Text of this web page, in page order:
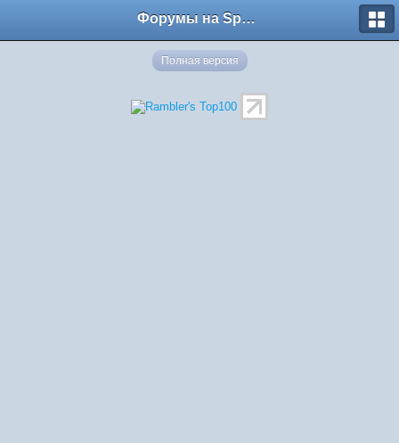
Форумы на Sportbox.ru
Полная версия